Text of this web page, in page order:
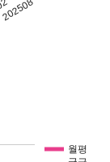
202508
월평